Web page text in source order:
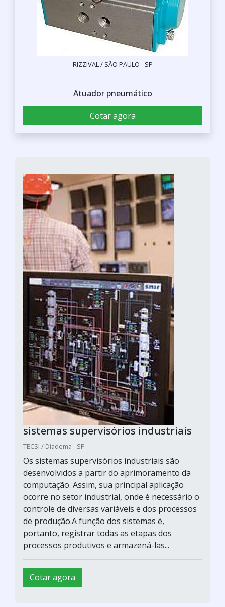
RIZZIVAL / SÃO PAULO - SP
Atuador pneumático
Cotar agora
sistemas supervisórios industriais
TECSI / Diadema - SP
Os sistemas supervisórios industriais são
desenvolvidos a partir do aprimoramento da
computação. Assim, sua principal aplicação
ocorre no setor industrial, onde é necessário o
controle de diversas variáveis e dos processos
de produção.A função dos sistemas é,
portanto, registrar todas as etapas dos
processos produtivos e armazená-las...
Cotar agora